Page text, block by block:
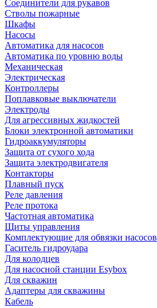
Соединители для рукавов
Стволы пожарные
Шкафы
Насосы
Автоматика для насосов
Автоматика по уровню воды
Механическая
Электрическая
Контроллеры
Поплавковые выключатели
Электроды
Для агрессивных жидкостей
Блоки электронной автоматики
Гидроаккумуляторы
Защита от сухого хода
Защита электродвигателя
Контакторы
Плавный пуск
Реле давления
Реле протока
Частотная автоматика
Щиты управления
Комплектующие для обвязки насосов
Гаситель гидроудара
Для колодцев
Для насосной станции Esybox
Для скважин
Адаптеры для скважины
Кабель